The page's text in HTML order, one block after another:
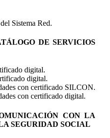
Sistema Red.
DE SERVICIOS
digital.
digital.
con certificado SILCON.
con certificado digital.
CON LA
SEGURIDAD SOCIAL